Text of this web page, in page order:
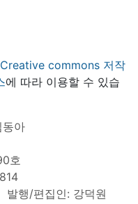
Creative commons 저작
에 따라 이용할 수 있습
동아
호
발행/편집인: 강덕원